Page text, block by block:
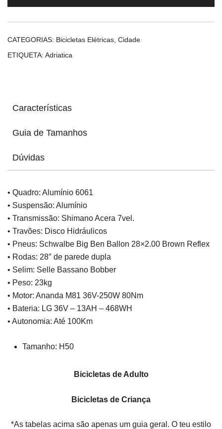
Man
CATEGORIAS: Bicicletas Elétricas Cidade
ETIQUETA: Adriatica
Características
Guia de Tamanhos
Dúvidas
• Quadro: Alumínio 6061
• Suspensão: Alumínio
• Transmissão: Shimano Acera 7vel.
• Travões: Disco Hidráulicos
• Pneus: Schwalbe Big Ben Ballon 28×2.00 Brown Reflex
• Rodas: 28″ de parede dupla
• Selim: Selle Bassano Bobber
• Peso: 23kg
• Motor: Ananda M81 36V-250W 80Nm
• Bateria: LG 36V – 13AH – 468WH
• Autonomia: Até 100Km
Tamanho: H50
Bicicletas de Adulto
Bicicletas de Criança
*As tabelas acima são apenas um guia geral. O teu estilo